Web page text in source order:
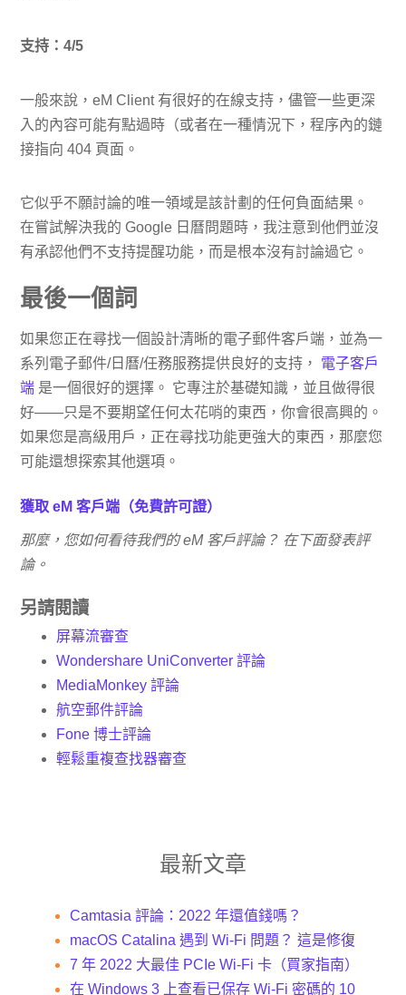
支持：4/5
一般來說，eM Client 有很好的在線支持，儘管一些更深
入的內容可能有點過時（或者在一種情況下，程序內的鏈
接指向 404 頁面。
它似乎不願討論的唯一領域是該計劃的任何負面結果。
在嘗試解決我的 Google 日曆問題時，我注意到他們並沒
有承認他們不支持提醒功能，而是根本沒有討論過它。
最後一個詞
如果您正在尋找一個設計清晰的電子郵件客戶端，並為一
系列電子郵件/日曆/任務服務提供良好的支持， 電子客戶
端 是一個很好的選擇。 它專注於基礎知識，並且做得很
好——只是不要期望任何太花哨的東西，你會很高興的。
如果您是高級用戶，正在尋找功能更強大的東西，那麼您
可能還想探索其他選項。
獲取 eM 客戶端（免費許可證）
那麼，您如何看待我們的 eM 客戶評論？ 在下面發表評
論。
另請閱讀
屏幕流審查
Wondershare UniConverter 評論
MediaMonkey 評論
航空郵件評論
Fone 博士評論
輕鬆重複查找器審查
最新文章
Camtasia 評論：2022 年還值錢嗎？
macOS Catalina 遇到 Wi-Fi 問題？ 這是修復
7 年 2022 大最佳 PCIe Wi-Fi 卡（買家指南）
在 Windows 3 上查看已保存 Wi-Fi 密碼的 10